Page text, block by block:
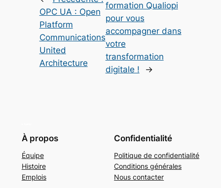
OPC UA : Open
Platform
Communications
United
Architecture
formation Qualiopi
pour vous
accompagner dans
votre
transformation
digitale !
→
À propos
Équipe
Histoire
Emplois
Confidentialité
Politique de confidentialité
Conditions générales
Nous contacter